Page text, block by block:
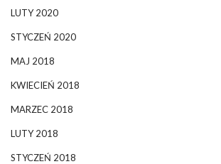
LUTY 2020
STYCZEŃ 2020
MAJ 2018
KWIECIEŃ 2018
MARZEC 2018
LUTY 2018
STYCZEŃ 2018